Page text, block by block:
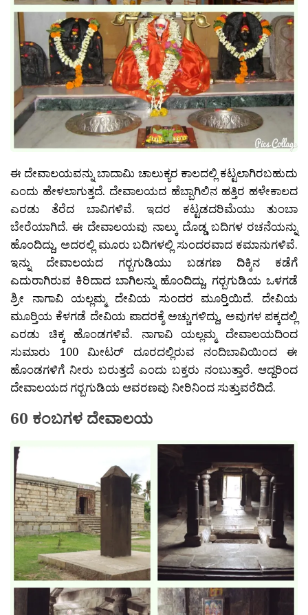
ಈ ದೇವಾಲಯವನ್ನು ಬಾದಾಮಿ ಚಾಲುಕ್ಯರ ಕಾಲದಲ್ಲಿ ಕಟ್ಟಲಾಗಿರಬಹುದು
ಎಂದು ಹೇಳಲಾಗುತ್ತದೆ. ದೇವಾಲಯದ ಹೆಬ್ಬಾಗಿಲಿನ ಹತ್ತಿರ ಹಳೇಕಾಲದ
ಎರಡು ತೆರೆದ ಬಾವಿಗಳಿವೆ. ಇದರ ಕಟ್ಟಡದರಿಮೆಯು ತುಂಬಾ
ಬೇರೆಯಾಗಿದೆ. ಈ ದೇವಾಲಯವು ನಾಲ್ಕು ದೊಡ್ಡ ಬದಿಗಳ ರಚನೆಯನ್ನು
ಹೊಂದಿದ್ದು, ಅದರಲ್ಲಿ ಮೂರು ಬದಿಗಳಲ್ಲಿ ಸುಂದರವಾದ ಕಮಾನುಗಳಿವೆ.
ಇನ್ನು ದೇವಾಲಯದ ಗರ‍್ಬಗುಡಿಯು ಬಡಗಣ ದಿಕ್ಕಿನ ಕಡೆಗೆ
ಎದುರಾಗಿರುವ ಕಿರಿದಾದ ಬಾಗಿಲನ್ನು ಹೊಂದಿದ್ದು, ಗರ‍್ಬಗುಡಿಯ ಒಳಗಡೆ
ಶ್ರೀ ನಾಗಾವಿ ಯಲ್ಲಮ್ಮ ದೇವಿಯ ಸುಂದರ ಮೂರ‍್ತಿಯಿದೆ. ದೇವಿಯ
ಮೂರ‍್ತಿಯ ಕೆಳಗಡೆ ದೇವಿಯ ಪಾದರಕ್ಶೆ ಅಚ್ಚುಗಳಿದ್ದು, ಅವುಗಳ ಪಕ್ಕದಲ್ಲಿ
ಎರಡು ಚಿಕ್ಕ ಹೊಂಡಗಳಿವೆ. ನಾಗಾವಿ ಯಲ್ಲಮ್ಮ ದೇವಾಲಯದಿಂದ
ಸುಮಾರು 100 ಮೀಟರ್ ದೂರದಲ್ಲಿರುವ ನಂದಿಬಾವಿಯಿಂದ ಈ
ಹೊಂಡಗಳಿಗೆ ನೀರು ಬರುತ್ತದೆ ಎಂದು ಬಕ್ತರು ನಂಬುತ್ತಾರೆ. ಆದ್ದರಿಂದ
ದೇವಾಲಯದ ಗರ‍್ಬಗುಡಿಯ ಆವರಣವು ನೀರಿನಿಂದ ಸುತ್ತುವರೆದಿದೆ.
60 ಕಂಬಗಳ ದೇವಾಲಯ